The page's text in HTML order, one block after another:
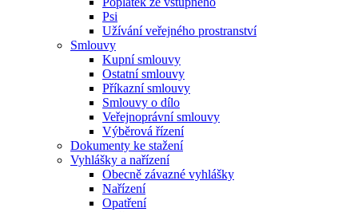
Psi
Užívání veřejného prostranství
Smlouvy
Kupní smlouvy
Ostatní smlouvy
Příkazní smlouvy
Smlouvy o dílo
Veřejnoprávní smlouvy
Výběrová řízení
Dokumenty ke stažení
Vyhlášky a nařízení
Obecně závazné vyhlášky
Nařízení
Opatření